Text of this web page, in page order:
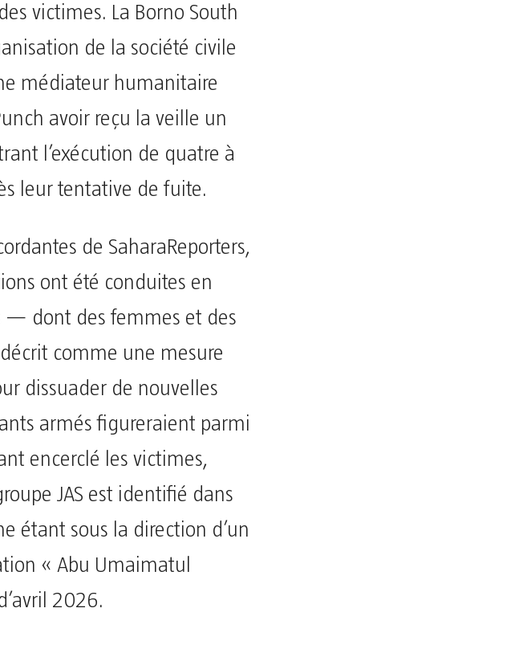
victimes. La Borno South
de la société civile
médiateur humanitaire
avoir reçu la veille un
l’exécution de quatre à
leur tentative de fuite.
de SaharaReporters,
ont été conduites en
— dont des femmes et des
comme une mesure
dissuader de nouvelles
armés figureraient parmi
encerclé les victimes,
JAS est identifié dans
étant sous la direction d’un
« Abu Umaimatul
2026.